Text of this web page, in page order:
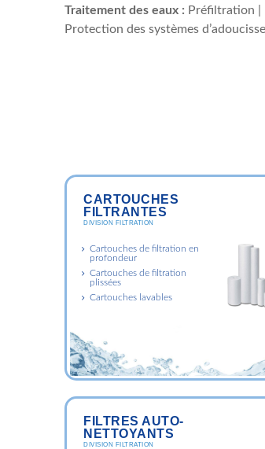
Traitement des eaux : Préfiltration |
Protection des systèmes
CARTOUCHES
FILTRANTES
DIVISION FILTRATION
Cartouches de filtration en
profondeur
Cartouches de filtration
plissées
Cartouches lavables
FILTRES AUTO-
NETTOYANTS
DIVISION FILTRATION